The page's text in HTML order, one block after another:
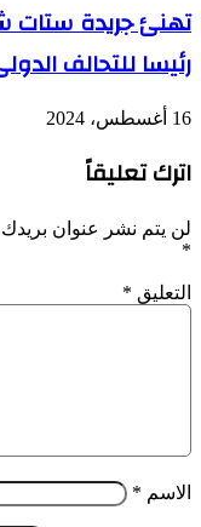
تهنئ جريدة ستات
رئيسا للتحالف
16 أغسطس، 2024
اترك تعليقاً
لن يتم نشر عنوان بريدك
*
التعليق *
الاسم *